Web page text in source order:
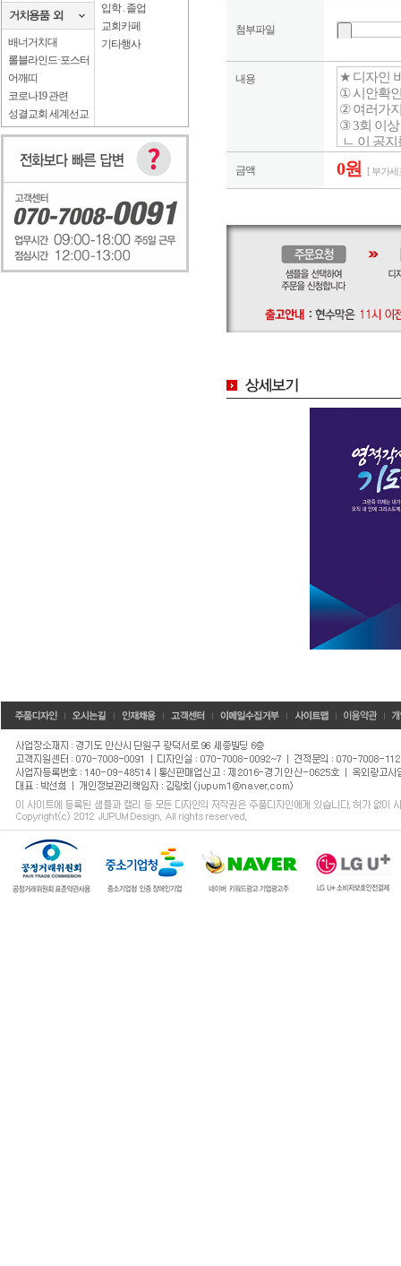
배너거치대
롤블라인드·포스터
어깨띠
코로나19 관련
성결교회 세계선교
입학 . 졸업
교회카페
기타행사
첨부파일
내용
금액 0원 [ 부가세